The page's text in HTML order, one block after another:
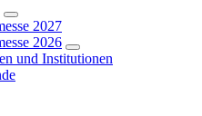
2027
2026
und Institutionen